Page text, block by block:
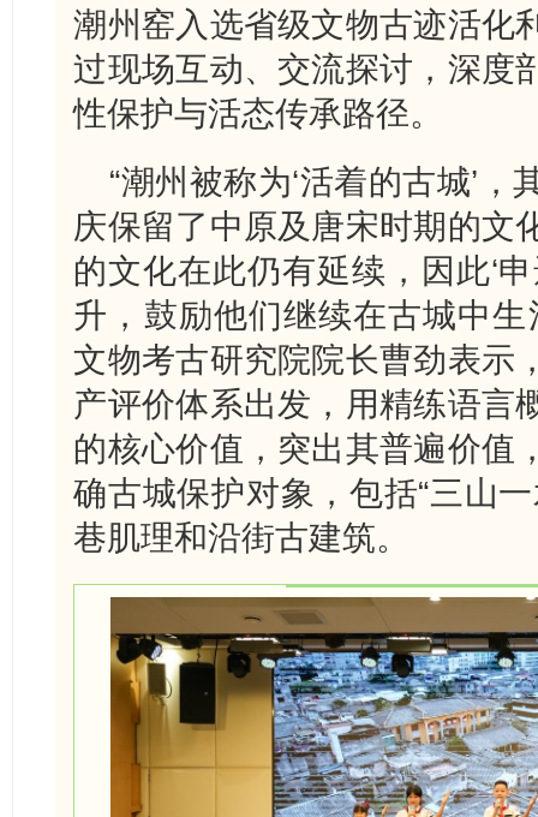
潮州窑入选省级文物古迹活化
过现场互动、交流探讨，深度
性保护与活态传承路径。
“潮州被称为‘活着的古城’
庆保留了中原及唐宋时期的文
的文化在此仍有延续，因此‘
升，鼓励他们继续在古城中
文物考古研究院院长曹劲表示
产评价体系出发，用精练语言
的核心价值，突出其普遍价值
确古城保护对象，包括“三山
巷肌理和沿街古建筑。